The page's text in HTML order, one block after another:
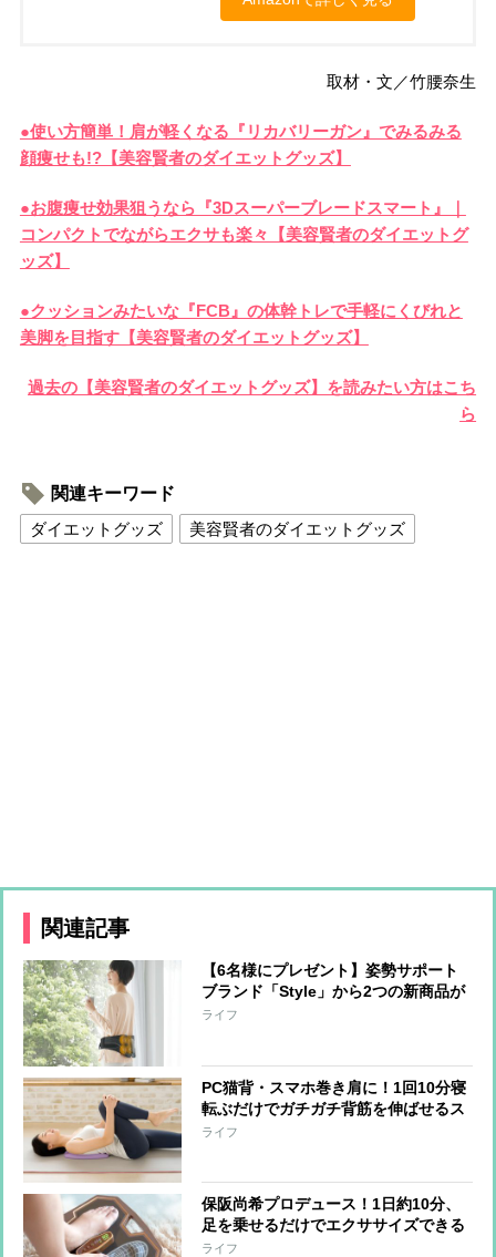
取材・文／竹腰奈生
●使い方簡単！肩が軽くなる『リカバリーガン』でみるみる
顔痩せも!?【美容賢者のダイエットグッズ】
●お腹痩せ効果狙うなら『3Dスーパーブレードスマート』｜
コンパクトでながらエクサも楽々【美容賢者のダイエットグ
ッズ】
●クッションみたいな『FCB』の体幹トレで手軽にくびれと
美脚を目指す【美容賢者のダイエットグッズ】
過去の【美容賢者のダイエットグッズ】を読みたい方はこち
ら
関連キーワード
ダイエットグッズ
美容賢者のダイエットグッズ
関連記事
【6名様にプレゼント】姿勢サポート
ブランド「Style」から2つの新商品が
登場！長友選手と共同開発した商品を
ライフ
PC猫背・スマホ巻き肩に！1回10分寝
転ぶだけでガチガチ背筋を伸ばせるス
トレッチクッション
ライフ
保阪尚希プロデュース！1日約10分、
足を乗せるだけでエクササイズできる
『フットエナジーPRO』性能アップ＆
ライフ